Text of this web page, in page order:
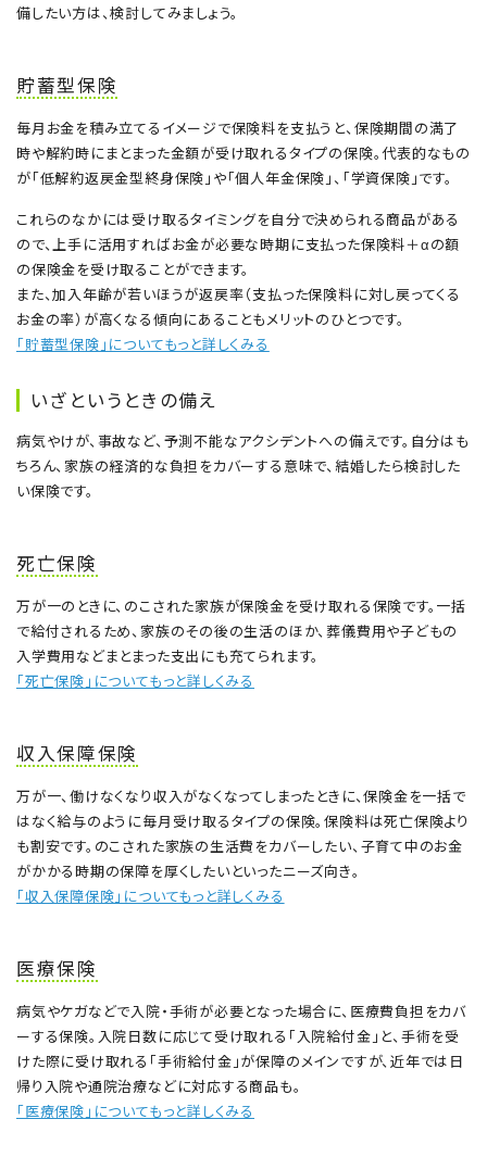
備したい方は、検討してみましょう。
貯蓄型保険
毎月お金を積み立てるイメージで保険料を支払うと、保険期間の満了
時や解約時にまとまった金額が受け取れるタイプの保険。代表的なもの
が「低解約返戻金型終身保険」や「個人年金保険」、「学資保険」です。
これらのなかには受け取るタイミングを自分で決められる商品がある
ので、上手に活用すればお金が必要な時期に支払った保険料＋αの額
の保険金を受け取ることができます。
また、加入年齢が若いほうが返戻率（支払った保険料に対し戻ってくる
お金の率）が高くなる傾向にあることもメリットのひとつです。
「貯蓄型保険」についてもっと詳しくみる
いざというときの備え
病気やけが、事故など、予測不能なアクシデントへの備えです。自分はも
ちろん、家族の経済的な負担をカバーする意味で、結婚したら検討した
い保険です。
死亡保険
万が一のときに、のこされた家族が保険金を受け取れる保険です。一括
で給付されるため、家族のその後の生活のほか、葬儀費用や子どもの
入学費用などまとまった支出にも充てられます。
「死亡保険」についてもっと詳しくみる
収入保障保険
万が一、働けなくなり収入がなくなってしまったときに、保険金を一括で
はなく給与のように毎月受け取るタイプの保険。保険料は死亡保険より
も割安です。のこされた家族の生活費をカバーしたい、子育て中のお金
がかかる時期の保障を厚くしたいといったニーズ向き。
「収入保障保険」についてもっと詳しくみる
医療保険
病気やケガなどで入院・手術が必要となった場合に、医療費負担をカバ
ーする保険。入院日数に応じて受け取れる「入院給付金」と、手術を受
けた際に受け取れる「手術給付金」が保障のメインですが、近年では日
帰り入院や通院治療などに対応する商品も。
「医療保険」についてもっと詳しくみる